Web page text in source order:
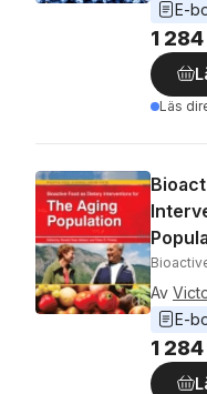
E-
1
Läs
Av
E-
1